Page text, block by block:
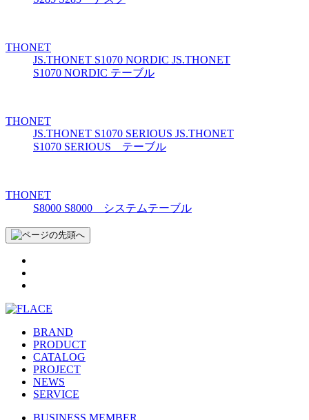
THONET
JS.THONET S1070 NORDIC JS.THONET
S1070 NORDIC テーブル
THONET
JS.THONET S1070 SERIOUS JS.THONET
S1070 SERIOUS テーブル
THONET
S8000 S8000 システムテーブル
BRAND
PRODUCT
CATALOG
PROJECT
NEWS
SERVICE